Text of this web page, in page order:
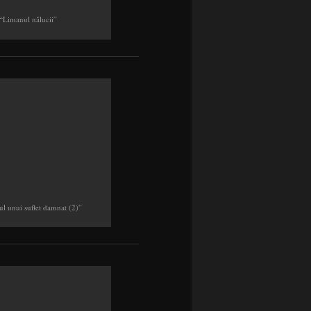
“Limanul nălucii”
unui suflet damnat (2)”